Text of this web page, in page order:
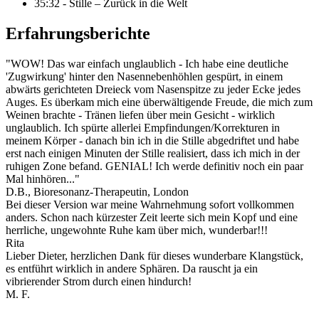
35:32 - Stille – Zurück in die Welt
Erfahrungsberichte
"WOW! Das war einfach unglaublich - Ich habe eine deutliche
'Zugwirkung' hinter den Nasennebenhöhlen gespürt, in einem
abwärts gerichteten Dreieck vom Nasenspitze zu jeder Ecke jedes
Auges. Es überkam mich eine überwältigende Freude, die mich zum
Weinen brachte - Tränen liefen über mein Gesicht - wirklich
unglaublich. Ich spürte allerlei Empfindungen/Korrekturen in
meinem Körper - danach bin ich in die Stille abgedriftet und habe
erst nach einigen Minuten der Stille realisiert, dass ich mich in der
ruhigen Zone befand. GENIAL! Ich werde definitiv noch ein paar
Mal hinhören..."
D.B., Bioresonanz-Therapeutin, London
Bei dieser Version war meine Wahrnehmung sofort vollkommen
anders. Schon nach kürzester Zeit leerte sich mein Kopf und eine
herrliche, ungewohnte Ruhe kam über mich, wunderbar!!!
Rita
Lieber Dieter, herzlichen Dank für dieses wunderbare Klangstück,
es entführt wirklich in andere Sphären. Da rauscht ja ein
vibrierender Strom durch einen hindurch!
M. F.